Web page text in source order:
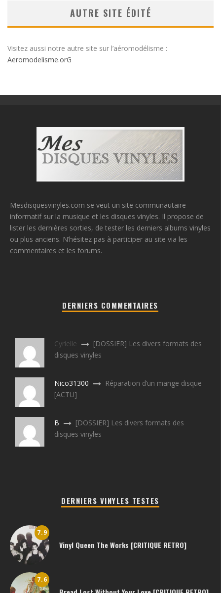
AUTRE SITE ÉDITÉ
Visitez aussi notre autre site sur l’aéromodélisme :
Aeromodelisme.orG
Mesdisquesvinyles.com se veut un site communautaire
informatif sur la musique et les disques vinyles. Il propose de
lister les dernières sorties, de tester les derniers albums vinyles
ou plus anciens. N’hésitez pas à participer au site via les
commentaires et les forums.
DERNIERS COMMENTAIRES
Cyrielle
[DOSSIER] Les divers formats des
disques vinyles
Nico31300
Réparation d’un mange disque
[ACTU]
B
[DOSSIER] Les divers formats des
disques vinyles
DERNIERS VINYLES TESTES
7.9
Vinyl Queen The Works [CRITIQUE RETRO]
7.6